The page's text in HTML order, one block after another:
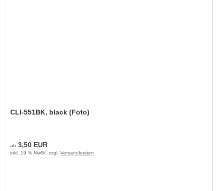
CLI-551BK, black (Foto)
ab 3,50 EUR
inkl. 19 % MwSt. zzgl. Versandkosten